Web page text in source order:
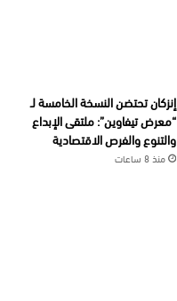
إنزكان تحتضن النسخة الخامسة لـ
“معرض تيفاوين”: ملتقى الإبداع
والتنوع والفرص الاقتصادية
منذ 8 ساعات